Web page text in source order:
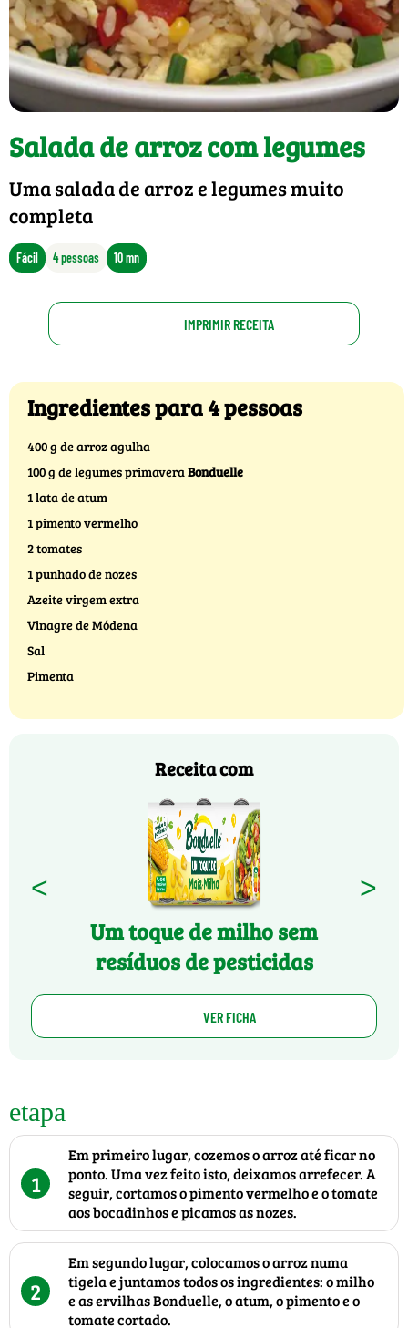
Salada de arroz com legumes
Uma salada de arroz e legumes muito
completa
Fácil 4 pessoas 10 mn
IMPRIMIR RECEITA
Ingredientes para 4 pessoas
400 g de arroz agulha
100 g de legumes primaveraBonduelle
1 lata de atum
1 pimento vermelho
2 tomates
1 punhado de nozes
Azeite virgem extra
Vinagre de Módena
Sal
Pimenta
Receita com
<
Um toque de milho sem
resíduos de pesticidas
>
VER FICHA
etapa
1
Em primeiro lugar, cozemos o arroz até ficar no
ponto. Uma vez feito isto, deixamos arrefecer. A
seguir, cortamos o pimento vermelho e o tomate
aos bocadinhos e picamos as nozes.
2
Em segundo lugar, colocamos o arroz numa
tigela e juntamos todos os ingredientes: o milho
e as ervilhas Bonduelle, o atum, o pimento e o
tomate cortado.